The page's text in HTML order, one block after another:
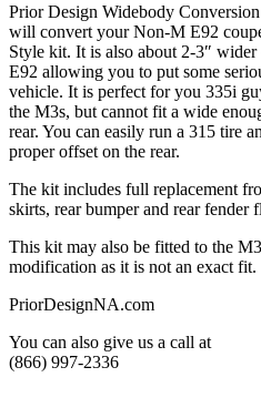
Prior Design Widebody
will convert your Non-M E92
Style kit. It is also about 2-3″
E92 allowing you to put some
vehicle. It is perfect for you 335i
the M3s, but cannot fit a wide
rear. You can easily run a 315 tire
proper offset on the rear.
The kit includes full replacement
skirts, rear bumper and rear fender
This kit may also be fitted to the
modification as it is not an exact fit.
PriorDesignNA.com
You can also give us a call at
(866) 997-2336